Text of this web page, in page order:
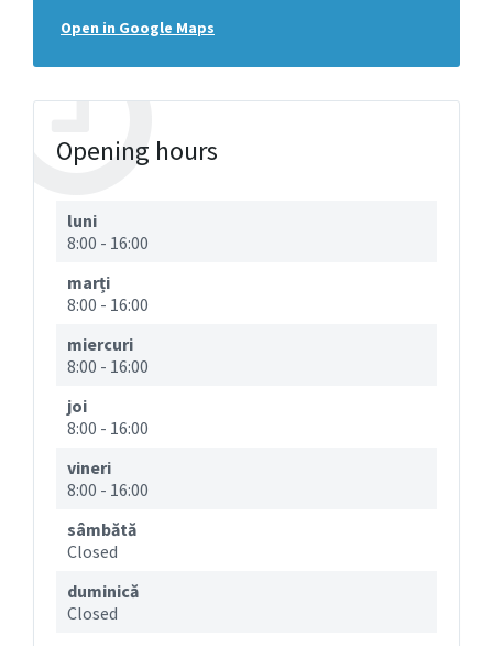
Open in Google Maps
Opening hours
luni
8:00 - 16:00
marți
8:00 - 16:00
miercuri
8:00 - 16:00
joi
8:00 - 16:00
vineri
8:00 - 16:00
sâmbătă
Closed
duminică
Closed